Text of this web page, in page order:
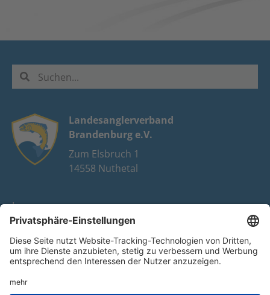
Landesanglerverband
Brandenburg e.V.
Zum Elsbruch 1
14558 Nuthetal
Impressum
Datenschutz
FAQ